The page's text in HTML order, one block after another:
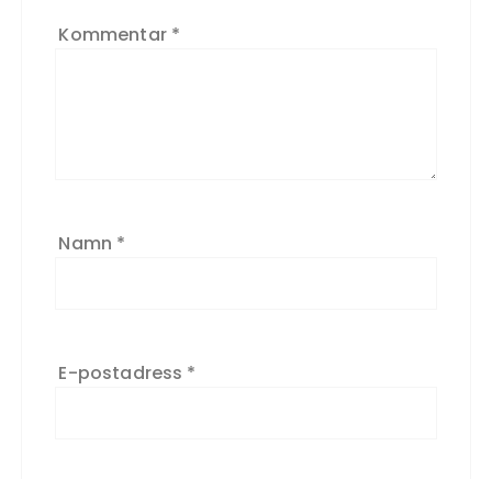
Kommentar *
Namn *
E-postadress *